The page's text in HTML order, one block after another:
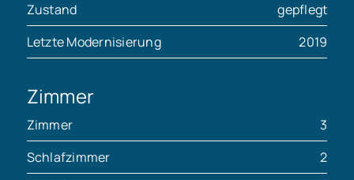
Zustand
gepflegt
Letzte Modernisierung
2019
Zimmer
Zimmer
3
Schlafzimmer
2